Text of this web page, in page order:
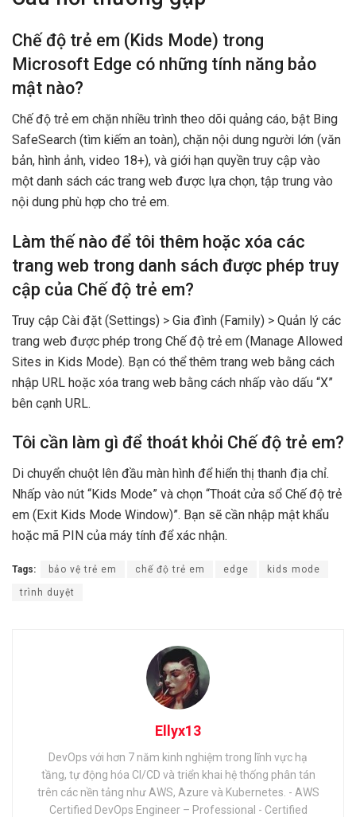
Chế độ trẻ em (Kids Mode) trong
Microsoft Edge có những tính năng bảo
mật nào?
Chế độ trẻ em chặn nhiều trình theo dõi quảng cáo, bật Bing
SafeSearch (tìm kiếm an toàn), chặn nội dung người lớn (văn
bản, hình ảnh, video 18+), và giới hạn quyền truy cập vào
một danh sách các trang web được lựa chọn, tập trung vào
nội dung phù hợp cho trẻ em.
Làm thế nào để tôi thêm hoặc xóa các
trang web trong danh sách được phép truy
cập của Chế độ trẻ em?
Truy cập Cài đặt (Settings) > Gia đình (Family) > Quản lý các
trang web được phép trong Chế độ trẻ em (Manage Allowed
Sites in Kids Mode). Bạn có thể thêm trang web bằng cách
nhập URL hoặc xóa trang web bằng cách nhấp vào dấu “X”
bên cạnh URL.
Tôi cần làm gì để thoát khỏi Chế độ trẻ em?
Di chuyển chuột lên đầu màn hình để hiển thị thanh địa chỉ.
Nhấp vào nút “Kids Mode” và chọn “Thoát cửa sổ Chế độ trẻ
em (Exit Kids Mode Window)”. Bạn sẽ cần nhập mật khẩu
hoặc mã PIN của máy tính để xác nhận.
Tags: bảo vệ trẻ em chế độ trẻ em edge kids mode
trình duyệt
Ellyx13
DevOps với hơn 7 năm kinh nghiệm trong lĩnh vực hạ
tầng, tự động hóa CI/CD và triển khai hệ thống phân tán
trên các nền tảng như AWS, Azure và Kubernetes. - AWS
Certified DevOps Engineer – Professional - Certified